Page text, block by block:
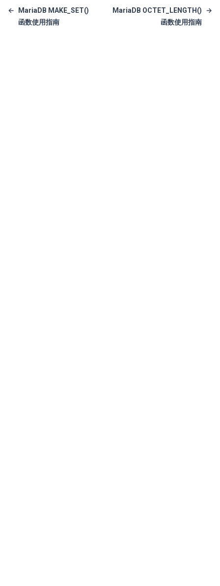
←
MariaDB MAKE_SET()
函数使用指南
MariaDB OCTET_LENGTH()
函数使用指南
→